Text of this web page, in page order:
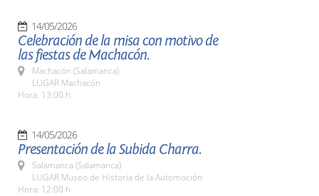
14/05/2026
Celebración de la misa con motivo de
las fiestas de Machacón.
Machacón (Salamanca)
LUGAR Machacón
Hora: 13:00 h.
14/05/2026
Presentación de la Subida Charra.
Salamanca (Salamanca)
LUGAR Museo de Historia de la Automoción
Hora: 12:00 h